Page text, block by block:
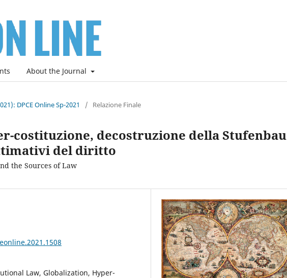
About the Journal
DPCE Online Sp-2021 / Relazione Finale
costituzione, decostruzione della Stufenbau
del diritto
the Sources of Law
Law, Globalization, Hyper-